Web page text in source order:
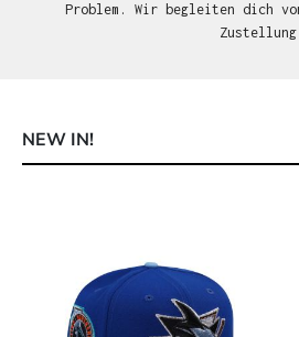
Problem. Wir begleiten dich
NEW IN!